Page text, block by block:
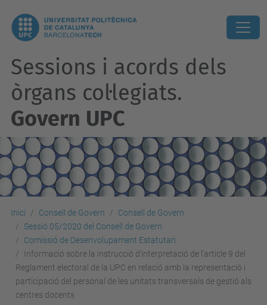
Sessions i acords dels
òrgans col·legiats.
Govern UPC
Inici Consell de Govern
Consell de Govern
Sessió 05/2020 del Consell de Govern
Comissió de Desenvolupament Estatutari
Informació sobre la instrucció d’interpretació de l’article 9 del
Reglament electoral de la UPC en relació amb la representació i
participació del personal de les unitats transversals de gestió als
centres docents